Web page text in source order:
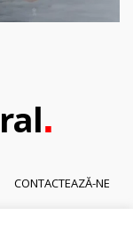
.
CONTACTEAZĂ-NE